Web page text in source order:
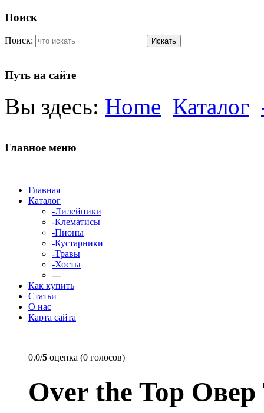
Поиск
Поиск: Искать
Путь на сайте
Вы здесь: Home Каталог
Главное меню
Главная
Каталог
-Лилейники
-Клематисы
-Пионы
-Кустарники
-Травы
-Хосты
---
Как купить
Статьи
О нас
Карта сайта
0.0/5 оценка (0 голосов)
Over the Top Овер